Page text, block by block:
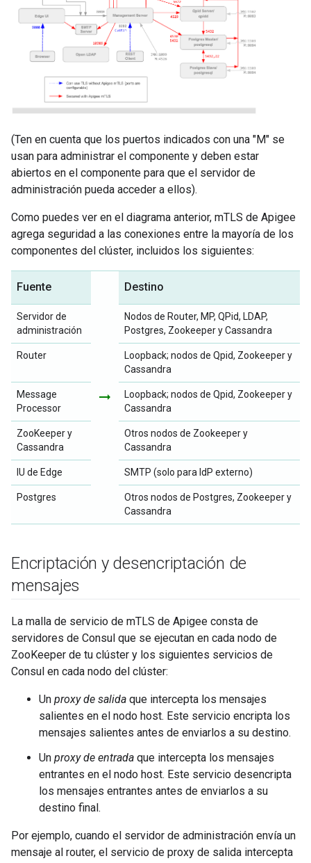
(Ten en cuenta que los puertos indicados con una "M" se
usan para administrar el componente y deben estar
abiertos en el componente para que el servidor de
administración pueda acceder a ellos).
Como puedes ver en el diagrama anterior, mTLS de Apigee
agrega seguridad a las conexiones entre la mayoría de los
componentes del clúster, incluidos los siguientes:
Fuente
arrow_right_alt
Destino
Servidor de
administración
Nodos de Router, MP, QPid, LDAP,
Postgres, Zookeeper y Cassandra
Router
Loopback; nodos de Qpid, Zookeeper y
Cassandra
Message
Processor
Loopback; nodos de Qpid, Zookeeper y
Cassandra
ZooKeeper y
Cassandra
Otros nodos de Zookeeper y
Cassandra
IU de Edge SMTP (solo para IdP externo)
Postgres
Otros nodos de Postgres, Zookeeper y
Cassandra
Encriptación y desencriptación de
mensajes
La malla de servicio de mTLS de Apigee consta de
servidores de Consul que se ejecutan en cada nodo de
ZooKeeper de tu clúster y los siguientes servicios de
Consul en cada nodo del clúster:
Un proxy de salida que intercepta los mensajes
salientes en el nodo host. Este servicio encripta los
mensajes salientes antes de enviarlos a su destino.
Un proxy de entrada que intercepta los mensajes
entrantes en el nodo host. Este servicio desencripta
los mensajes entrantes antes de enviarlos a su
destino final.
Por ejemplo, cuando el servidor de administración envía un
mensaje al router, el servicio de proxy de salida intercepta